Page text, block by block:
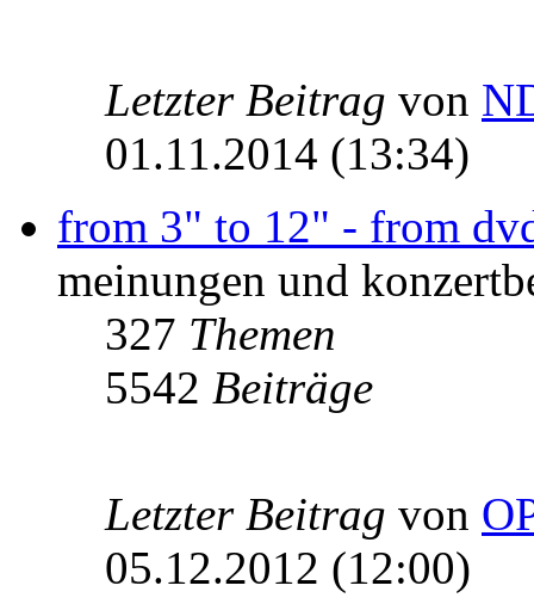
Letzter Beitrag von
01.11.2014 (13:34)
from 3" to 12" - from
meinungen und
327 Themen
5542 Beiträge
Letzter Beitrag von
05.12.2012 (12:00)